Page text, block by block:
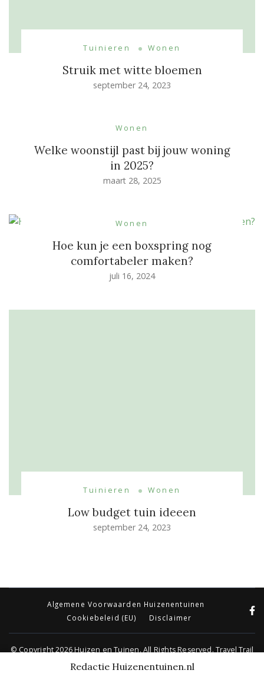
Redactie Huizenentuinen.nl
Tuinieren Wonen
Struik met witte bloemen
september 24, 2023
Wonen
Welke woonstijl past bij jouw woning
in 2025?
maart 28, 2025
Wonen
Hoe kun je een boxspring nog
comfortabeler maken?
juli 16, 2024
Tuinieren Wonen
Low budget tuin ideeen
september 24, 2023
Algemene Voorwaarden Huizenentuinen
Cookiebeleid (EU)
Disclaimer
© Copyright 2026Huizen en Tuinen. All Rights Reserved.Travel Trail
| Ontwikkeld doorRara Themes.Mogelijk gemaakt door